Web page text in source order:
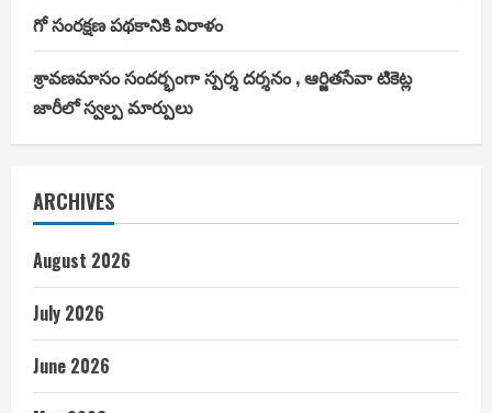
గో సంరక్షణ పథకానికి విరాళం
శ్రావణమాసం సందర్భంగా స్పర్శ దర్శనం , ఆర్జితసేవా టికెట్ల
జారీలో స్వల్ప మార్పులు
ARCHIVES
August 2026
July 2026
June 2026